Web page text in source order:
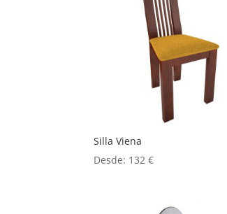
Silla Viena
Desde: 132€